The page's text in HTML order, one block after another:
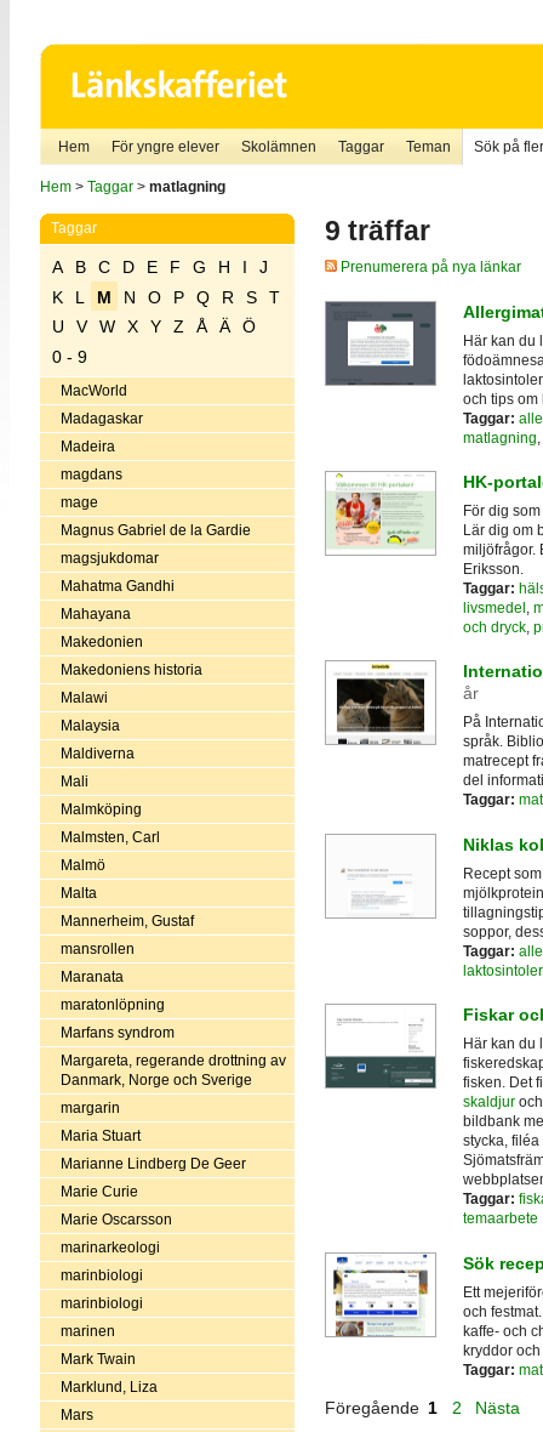
Hem För yngre elever Skolämnen Taggar Teman Sök på
Hem> Taggar> matlagning
Taggar
A B C D E F G H I
J
K
L M N O P Q R S
T
U
V W X Y Z Å Ä
Ö
0 - 9
MacWorld
Madagaskar
Madeira
magdans
mage
Magnus Gabriel de la Gardie
magsjukdomar
Mahatma Gandhi
Mahayana
Makedonien
Makedoniens historia
Malawi
Malaysia
Maldiverna
Mali
Malmköping
Malmsten, Carl
Malmö
Malta
Mannerheim, Gustaf
mansrollen
Maranata
maratonlöpning
Marfans syndrom
Margareta, regerande drottning av
Danmark, Norge och Sverige
margarin
Maria Stuart
Marianne Lindberg De Geer
Marie Curie
Marie Oscarsson
marinarkeologi
marinbiologi
marinbiologi
marinen
Mark Twain
Marklund, Liza
Mars
9 träffar
Prenumerera på nya länkar
Här kan du
och tips om
Taggar:
matlagning
HK-
För dig
Lär dig om
miljöfrågor.
Eriksson.
Taggar:
livsmedel ,
och dryck,
år
På
språk.
matrecept
del
Taggar: mat
Niklas
Recept
soppor,
Taggar:
Fiskar
Här kan du
fisken. Det
skaldjur
bildbank
stycka,
Taggar:
temaarbete
Sök
Ett
och
kaffe- och
kryddor
Taggar:
Föregående 1 2 Nästa